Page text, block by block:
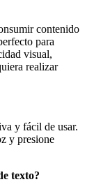
contenido
para
visual,
realizar
y fácil de usar.
y presione
texto?